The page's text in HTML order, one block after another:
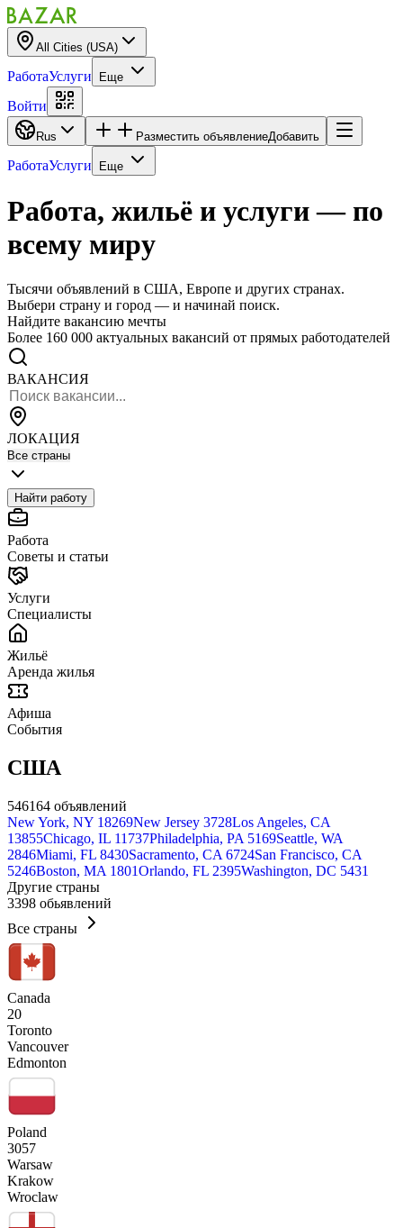
All Cities (USA)
РаботаУслуги Еще
Войти
Rus Разместить объявлениеДобавить
РаботаУслуги Еще
Работа, жильё и услуги— по
всему миру
Тысячи объявлений в США, Европе и других странах.
Выбери страну и город — и начинай поиск.
Найдите вакансию мечты
Более 160 000 актуальных вакансий от прямых работодателей
ВАКАНСИЯ
ЛОКАЦИЯ
Все страны
Найти работу
Работа
Советы и статьи
Услуги
Специалисты
Жильё
Аренда жилья
Афиша
События
США
546164 объявлений
New York, NY 18269New Jersey 3728Los Angeles, CA
13855Chicago, IL 11737Philadelphia, PA 5169Seattle, WA
2846Miami, FL 8430Sacramento, CA 6724San Francisco, CA
5246Boston, MA 1801Orlando, FL 2395Washington, DC 5431
Другие страны
3398 обьявлений
Все страны
Canada
20
Toronto
Vancouver
Edmonton
Poland
3057
Warsaw
Krakow
Wroclaw